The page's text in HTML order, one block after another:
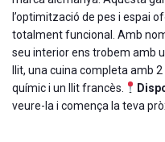
l’optimització de pes i espai
totalment funcional. Amb
seu interior ens trobem amb
llit, una cuina completa amb
químic i un llit francès.
veure-la i comença la teva